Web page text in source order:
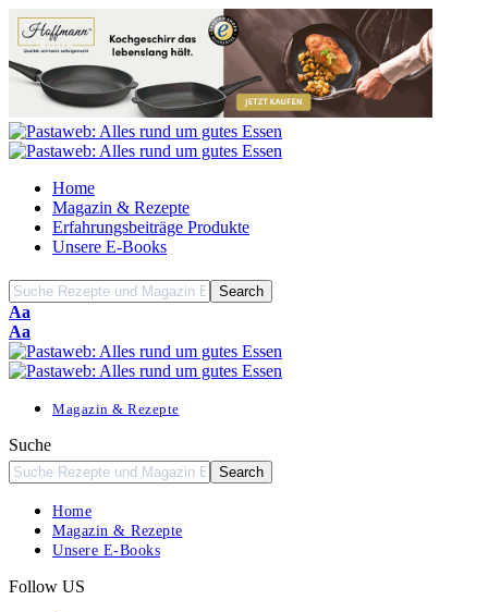
Home
Magazin & Rezepte
Erfahrungsbeiträge Produkte
Unsere E-Books
Font
Resizer
Aa
Font
Resizer
Aa
Magazin & Rezepte
Suche
Home
Magazin & Rezepte
Unsere E-Books
Follow US